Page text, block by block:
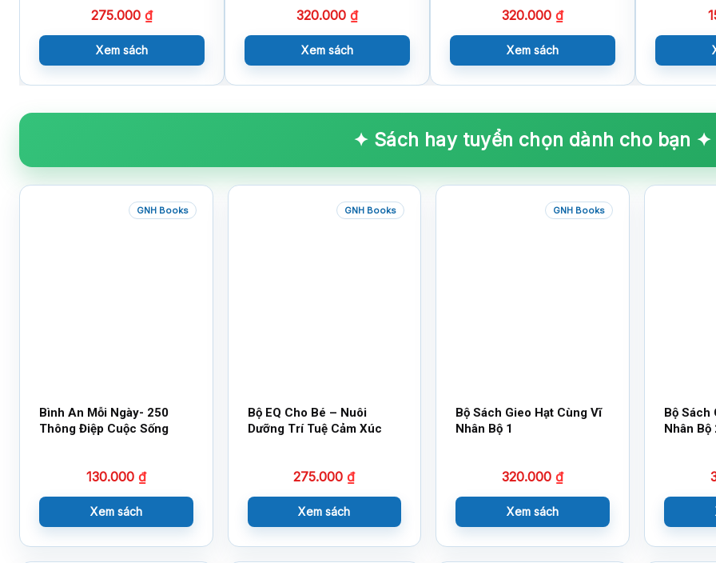
275.000 ₫
Xem sách
320.000 ₫
Xem sách
320.000 ₫
Xem sách
✦ Sách hay tuyển chọn dành cho bạn ✦
GNH Books
Bình An Mỗi Ngày- 250
Thông Điệp Cuộc Sống
130.000 ₫
Xem sách
GNH Books
Bộ EQ Cho Bé – Nuôi
Dưỡng Trí Tuệ Cảm Xúc
275.000₫
Xem sách
GNH Books
Bộ Sách Gieo Hạt Cùng Vĩ
Nhân Bộ 1
320.000 ₫
Xem sách
Bộ Sách
Nhân Bộ